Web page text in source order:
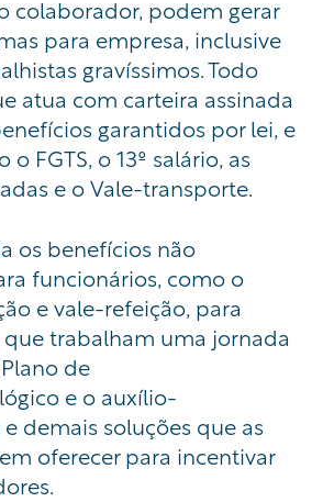
colaborador, podem gerar
para empresa, inclusive
gravíssimos. Todo
atua com carteira assinada
garantidos por lei, e
o FGTS, o 13º salário, as
e o Vale-transporte.
os benefícios não
funcionários, como o
e vale-refeição, para
trabalham uma jornada
de
e o auxílio-
demais soluções que as
oferecer para incentivar